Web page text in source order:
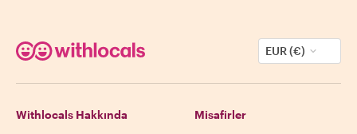
EUR (€)
Withlocals Hakkında Misafirler